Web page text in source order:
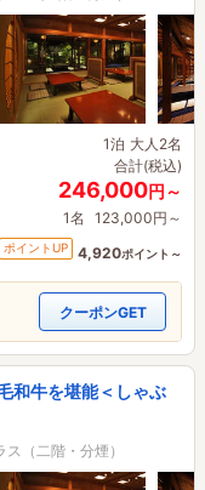
1泊 大人2名
合計(税込)
246,000円～
1名 123,000円～
ポイントUP 4,920ポイント～
クーポンGET
和牛を堪能＜しゃぶ
（二階・分煙）